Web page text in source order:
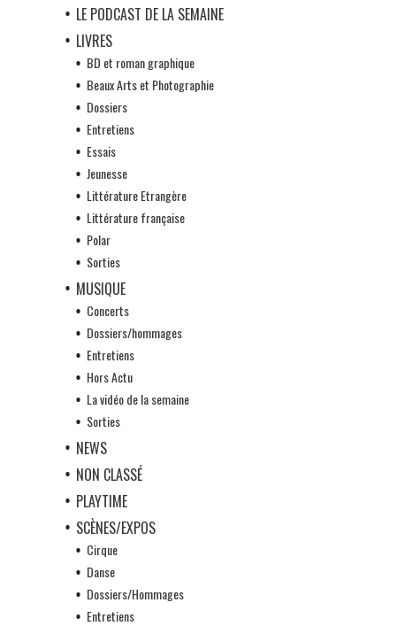
LE PODCAST DE LA SEMAINE
LIVRES
BD et roman graphique
Beaux Arts et Photographie
Dossiers
Entretiens
Essais
Jeunesse
Littérature Etrangère
Littérature française
Polar
Sorties
MUSIQUE
Concerts
Dossiers/hommages
Entretiens
Hors Actu
La vidéo de la semaine
Sorties
NEWS
NON CLASSÉ
PLAYTIME
SCÈNES/EXPOS
Cirque
Danse
Dossiers/Hommages
Entretiens